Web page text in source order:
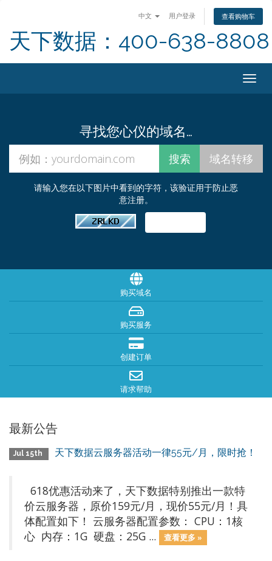
中文 用户登录 查看购物车
天下数据：400-638-8808
寻找您心仪的域名…
请输入您在以下图片中看到的字符，该验证用于防止恶
意注册。
购买域名
购买服务
创建订单
请求帮助
最新公告
Jul 15th 天下数据云服务器活动一律55元/月，限时抢！
618优惠活动来了，天下数据特别推出一款特
价云服务器，原价159元/月，现价55元/月！具
体配置如下！ 云服务器配置参数： CPU：1核
心 内存：1G 硬盘：25G ...
查看更多 »